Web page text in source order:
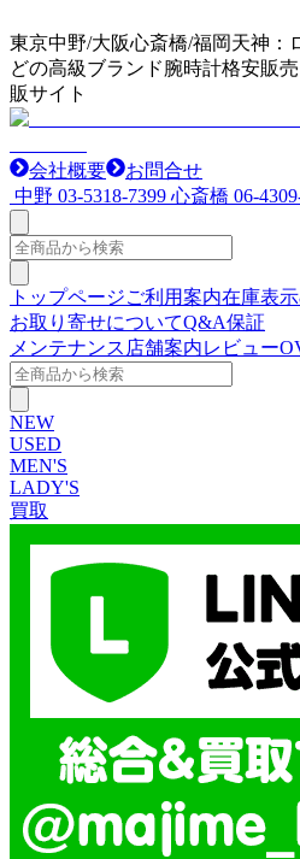
東京中野/大阪心斎橋/福岡天神：
どの高級ブランド腕時計格安販
販サイト
会社概要
お問合せ
中野 03-5318-7399 心斎橋 06-
トップページご利用案内在庫表
お取り寄せについてQ&A保証
メンテナンス 店舗案内レビュー
NEW
USED
MEN'S
LADY'S
買取